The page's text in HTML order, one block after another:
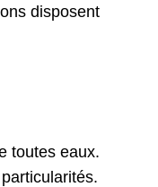
disposent
toutes eaux.